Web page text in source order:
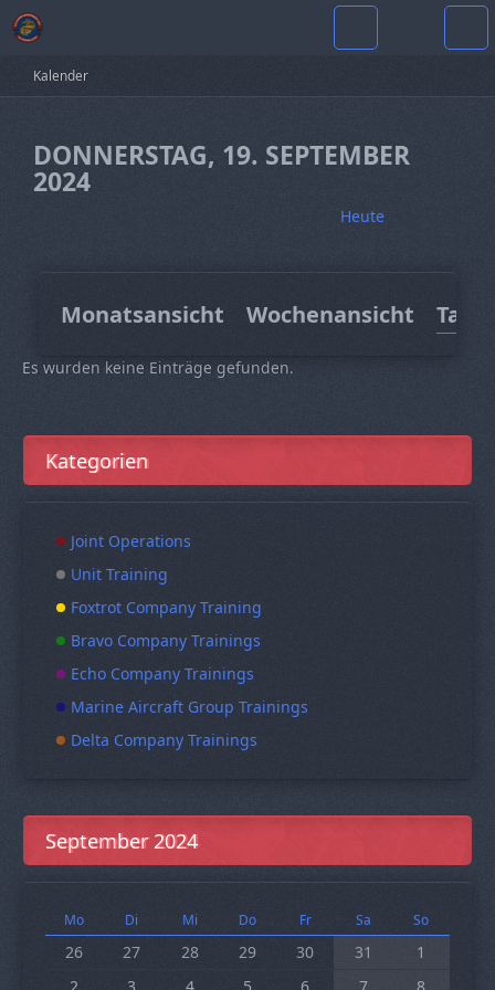
Kalender
DONNERSTAG, 19. SEPTEMBER
2024
Heute
Monatsansicht Wochenansicht
Es wurden keine Einträge gefunden.
Kategorien
Joint Operations
Unit Training
Foxtrot Company Training
Bravo Company Trainings
Echo Company Trainings
Marine Aircraft Group Trainings
Delta Company Trainings
September 2024
Mo Di Mi Do Fr Sa So
26 27 28 29 30 31
1